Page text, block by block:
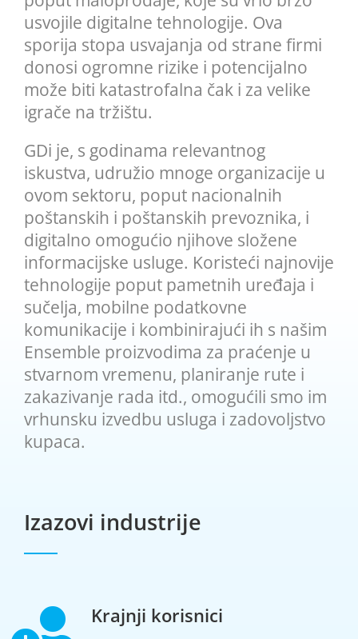
usvojile digitalne tehnologije. Ova
sporija stopa usvajanja od strane firmi
donosi ogromne rizike i potencijalno
može biti katastrofalna čak i za velike
igrače na tržištu.
GDi je, s godinama relevantnog
iskustva, udružio mnoge organizacije u
ovom sektoru, poput nacionalnih
poštanskih i poštanskih prevoznika, i
digitalno omogućio njihove složene
informacijske usluge. Koristeći najnovije
tehnologije poput pametnih uređaja i
sučelja, mobilne podatkovne
komunikacije i kombinirajući ih s našim
Ensemble proizvodima za praćenje u
stvarnom vremenu, planiranje rute i
zakazivanje rada itd., omogućili smo im
vrhunsku izvedbu usluga i zadovoljstvo
kupaca.
Izazovi industrije
Krajnji korisnici